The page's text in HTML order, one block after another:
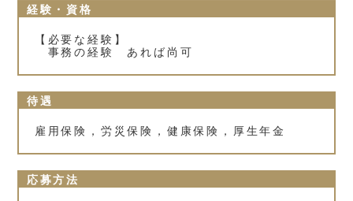
経験・資格
【必要な経験】
事務の経験 あれば尚可
待遇
雇用保険，労災保険，健康保険，厚生年金
応募方法